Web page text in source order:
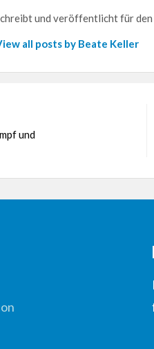
und veröffentlicht für den
all posts by Beate Keller
und